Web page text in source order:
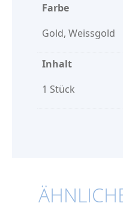
Farbe
Gold, Weissgold
Inhalt
1 Stück